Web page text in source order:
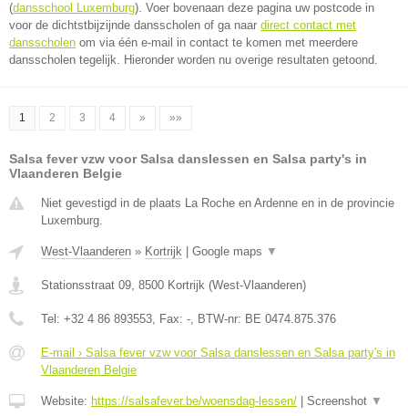
(dansschool Luxemburg). Voer bovenaan deze pagina uw postcode in
voor de dichtstbijzijnde dansscholen of ga naar direct contact met
dansscholen om via één e-mail in contact te komen met meerdere
dansscholen tegelijk. Hieronder worden nu overige resultaten getoond.
1 2 3 4 » »»
Salsa fever vzw voor Salsa danslessen en Salsa party's in
Vlaanderen Belgie
Niet gevestigd in de plaats La Roche en Ardenne en in de provincie
Luxemburg.
West-Vlaanderen » Kortrijk Google maps ▼
Stationsstraat 09, 8500 Kortrijk (West-Vlaanderen)
Tel: +32 4 86 893553, Fax: -, BTW-nr: BE 0474.875.376
E-mail › Salsa fever vzw voor Salsa danslessen en Salsa party's in
Vlaanderen Belgie
Website: https://salsafever.be/woensdag-lessen/ Screenshot ▼